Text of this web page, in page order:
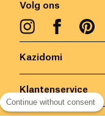
Kazidomi
Klantenservice
Volg ons
Continue without consent